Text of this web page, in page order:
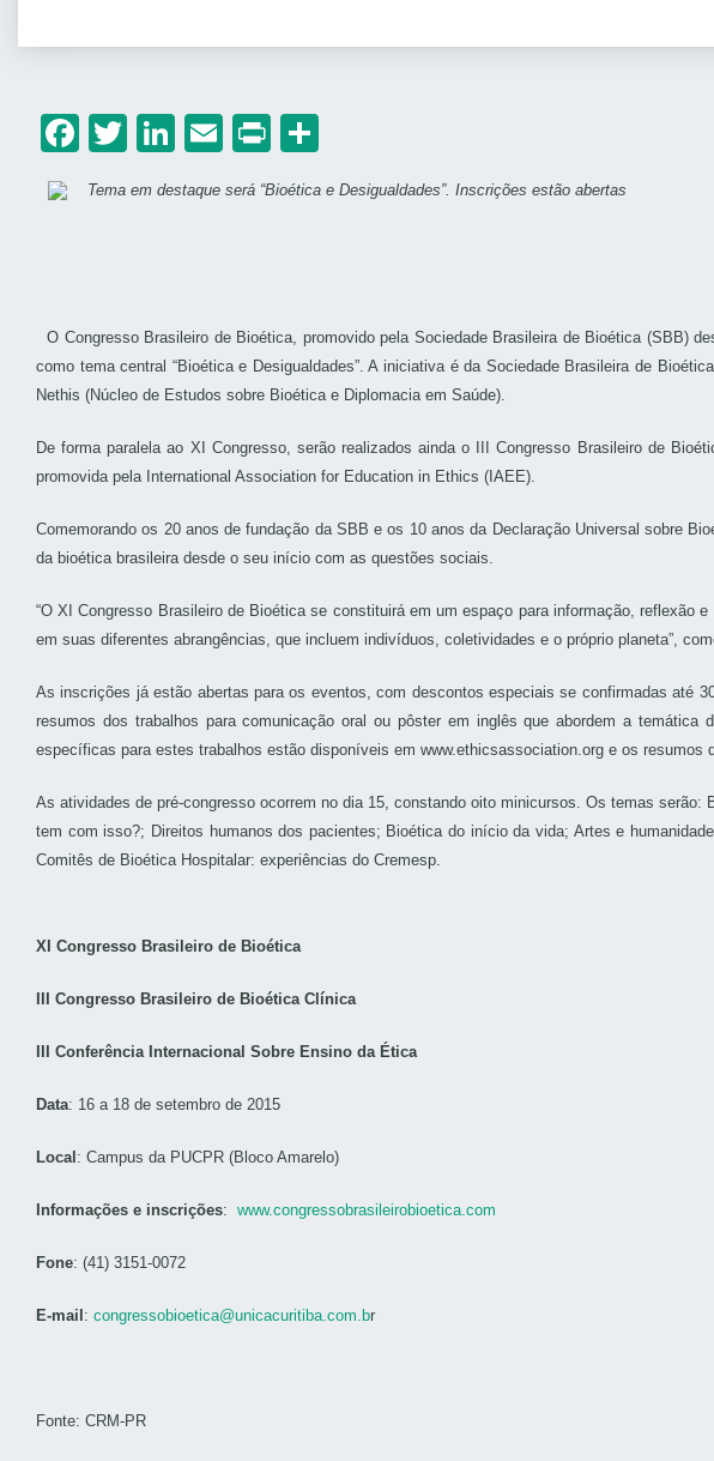
Facebook
Twitter
LinkedIn
Email
Print
O Congresso Brasileiro de Bioética, promovido pela Sociedade Brasileira de Bioética (SBB)
como tema central “Bioética e Desigualdades”. A iniciativa é da Sociedade Brasileira de
Nethis (Núcleo de Estudos sobre Bioética e Diplomacia em Saúde).
De forma paralela ao XI Congresso, serão realizados ainda o III Congresso Brasileiro de
promovida pela International Association for Education in Ethics (IAEE).
Comemorando os 20 anos de fundação da SBB e os 10 anos da Declaração Universal sobre
da bioética brasileira desde o seu início com as questões sociais.
“O XI Congresso Brasileiro de Bioética se constituirá em um espaço para informação,
em suas diferentes abrangências, que incluem indivíduos, coletividades e o próprio planeta”,
As inscrições já estão abertas para os eventos, com descontos especiais se confirmadas até
resumos dos trabalhos para comunicação oral ou pôster em inglês que abordem a
específicas para estes trabalhos estão disponíveis em www.ethicsassociation.org e os resumos
As atividades de pré-congresso ocorrem no dia 15, constando oito minicursos. Os temas
tem com isso?; Direitos humanos dos pacientes; Bioética do início da vida; Artes e
Comitês de Bioética Hospitalar: experiências do Cremesp.
XI Congresso Brasileiro de Bioética
III Congresso Brasileiro de Bioética Clínica
III Conferência Internacional Sobre Ensino da Ética
Data: 16 a 18 de setembro de 2015
Local : Campus da PUCPR (Bloco Amarelo)
Informações e inscrições: www.congressobrasileirobioetica.com
Fone: (41) 3151-0072
E-mail : congressobioetica@unicacuritiba.com.br
Fonte: CRM-PR